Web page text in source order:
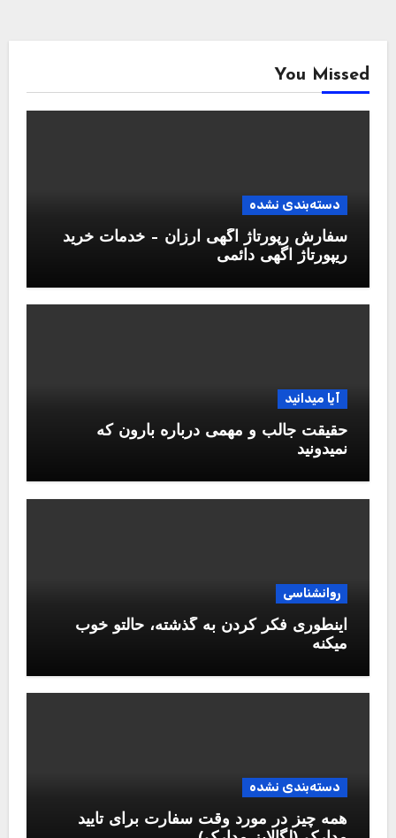
You Missed
دسته‌بندی نشده
سفارش رپورتاژ آگهی ارزان – خدمات خرید
ریپورتاژ اگهی دائمی
آیا میدانید
حقیقت جالب و مهمی درباره بارون که
نمیدونید
روانشناسی
اینطوری فکر کردن به گذشته، حالتو خوب
میکنه
دسته‌بندی نشده
همه چیز در مورد وقت سفارت برای تایید